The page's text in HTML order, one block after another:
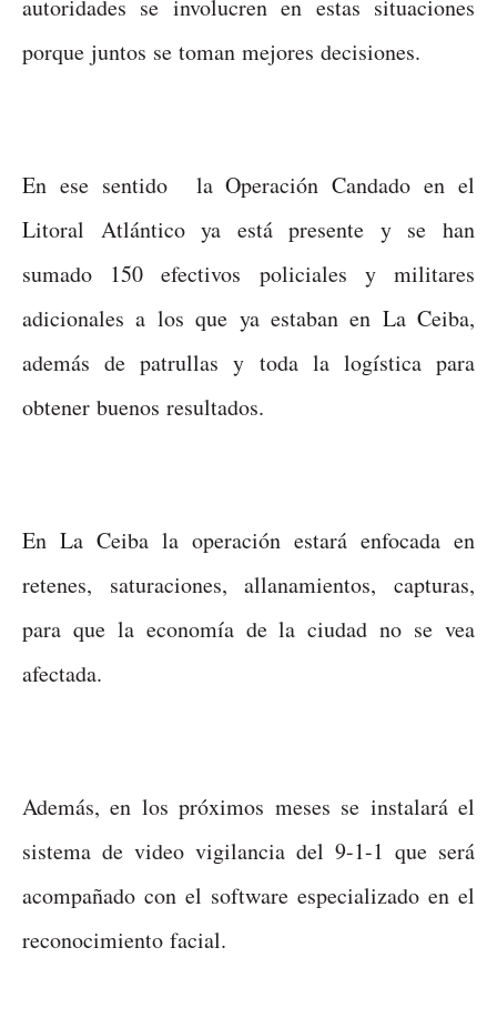
autoridades se involucren en estas situaciones
porque juntos se toman mejores decisiones.
En ese sentido la Operación Candado en el
Litoral Atlántico ya está presente y se han
sumado 150 efectivos policiales y militares
adicionales a los que ya estaban en La Ceiba,
además de patrullas y toda la logística para
obtener buenos resultados.
En La Ceiba la operación estará enfocada en
retenes, saturaciones, allanamientos, capturas,
para que la economía de la ciudad no se vea
afectada.
Además, en los próximos meses se instalará el
sistema de video vigilancia del 9-1-1 que será
acompañado con el software especializado en el
reconocimiento facial.